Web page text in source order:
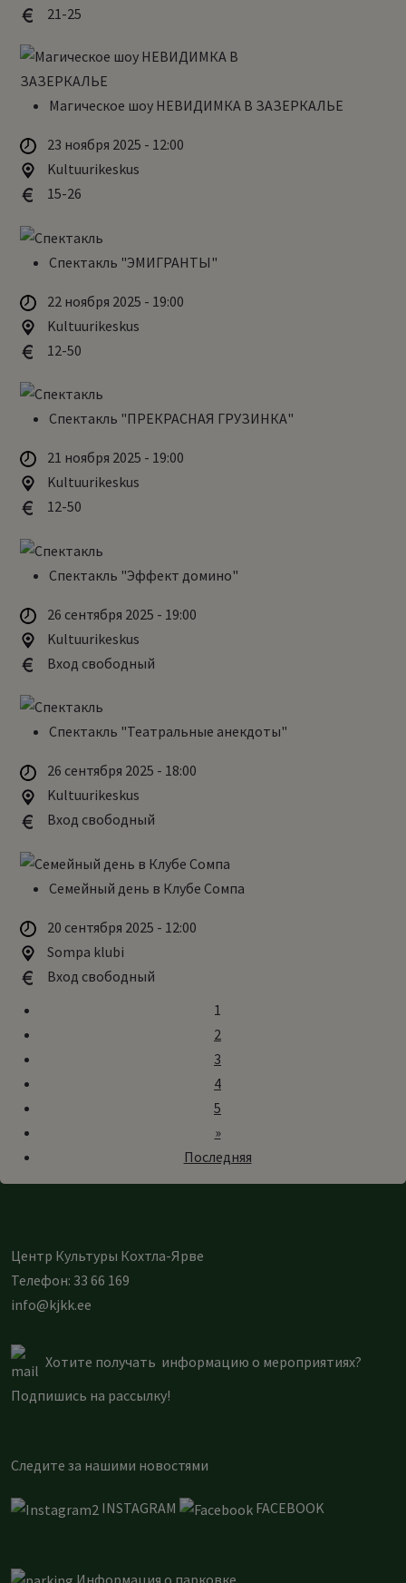
21-25
Магическое шоу НЕВИДИМКА В ЗАЗЕРКАЛЬЕ
23 ноября 2025 - 12:00
Kultuurikeskus
15-26
Спектакль "ЭМИГРАНТЫ"
22 ноября 2025 - 19:00
Kultuurikeskus
12-50
Спектакль "ПРЕКРАСНАЯ ГРУЗИНКА"
21 ноября 2025 - 19:00
Kultuurikeskus
12-50
Спектакль "Эффект домино"
26 сентября 2025 - 19:00
Kultuurikeskus
Вход свободный
Cпектакль "Театральные анекдоты"
26 сентября 2025 - 18:00
Kultuurikeskus
Вход свободный
Семейный день в Клубе Сомпа
20 сентября 2025 - 12:00
Sompa klubi
Вход свободный
1
2
3
4
5
»
Последняя
Центр Культуры Кохтла-Ярве
Телефон: 33 66 169
info@kjkk.ee
Хотите получать информацию о мероприятиях?
Подпишись на рассылку!
Следите за нашими новостями
INSTAGRAM FACEBOOK
Информация о парковке